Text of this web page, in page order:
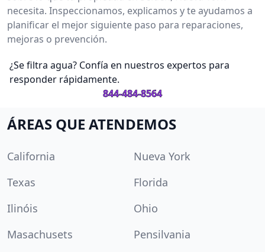
necesita. Inspeccionamos, explicamos y te ayudamos a
planificar el mejor siguiente paso para reparaciones,
mejoras o prevención.
¿Se filtra agua? Confía en nuestros expertos para
responder rápidamente.
844-484-8564
ÁREAS QUE ATENDEMOS
California
Nueva York
Texas
Florida
Ilinóis
Ohio
Masachusets
Pensilvania